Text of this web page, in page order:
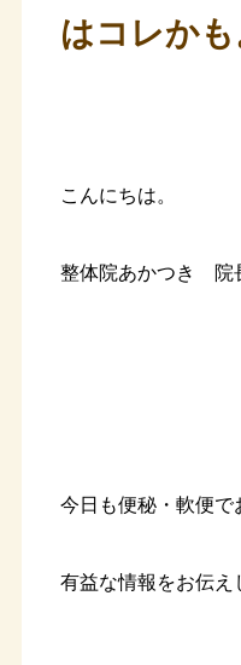
はコレかも
こんにちは。
整体院あかつき 院
今日も便秘・軟便で
有益な情報をお伝え